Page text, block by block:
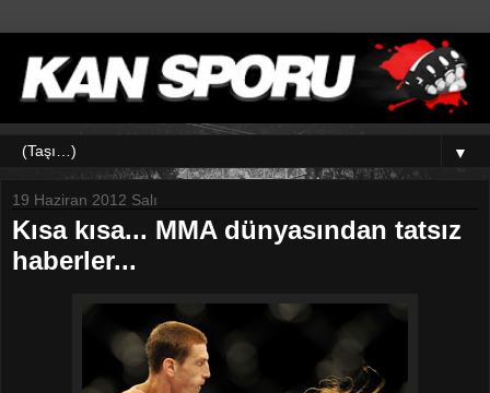
▼
19 Haziran 2012 Salı
Kısa kısa... MMA dünyasından tatsız
haberler...